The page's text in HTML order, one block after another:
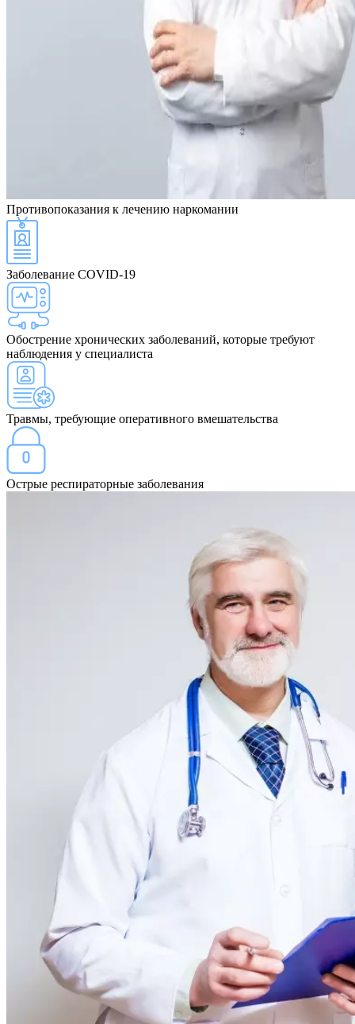
Противопоказания к лечению наркомании
Заболевание COVID-19
Обострение хронических заболеваний, которые требуют
наблюдения у специалиста
Травмы, требующие оперативного вмешательства
Острые респираторные заболевания